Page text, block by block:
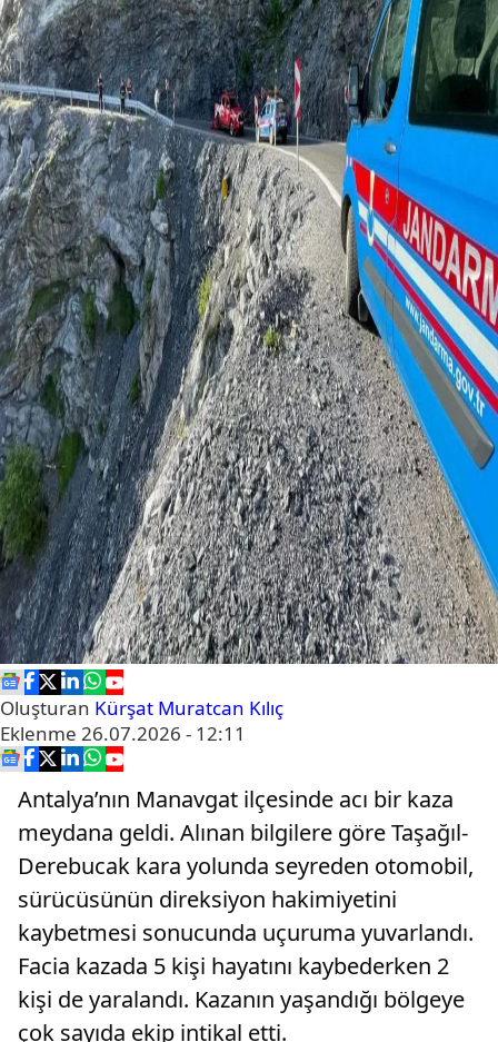
Oluşturan Kürşat Muratcan Kılıç
Eklenme 26.07.2026 - 12:11
Antalya’nın Manavgat ilçesinde acı bir kaza
meydana geldi. Alınan bilgilere göre Taşağıl-
Derebucak kara yolunda seyreden otomobil,
sürücüsünün direksiyon hakimiyetini
kaybetmesi sonucunda uçuruma yuvarlandı.
Facia kazada 5 kişi hayatını kaybederken 2
kişi de yaralandı. Kazanın yaşandığı bölgeye
çok sayıda ekip intikal etti.